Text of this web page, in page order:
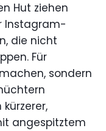
Hut ziehen
Instagram-
die nicht
Für
sondern
angespitztem